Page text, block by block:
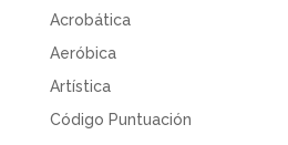
Acrobática
Aeróbica
Artística
Código Puntuación